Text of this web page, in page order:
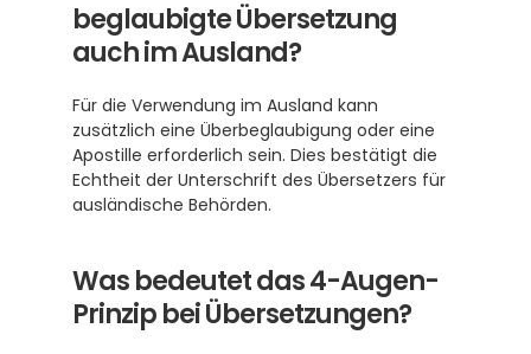
beglaubigte Übersetzung
auch im Ausland?
Für die Verwendung im Ausland kann
zusätzlich eine Überbeglaubigung oder eine
Apostille erforderlich sein. Dies bestätigt die
Echtheit der Unterschrift des Übersetzers für
ausländische Behörden.
Was bedeutet das 4-Augen-
Prinzip bei Übersetzungen?